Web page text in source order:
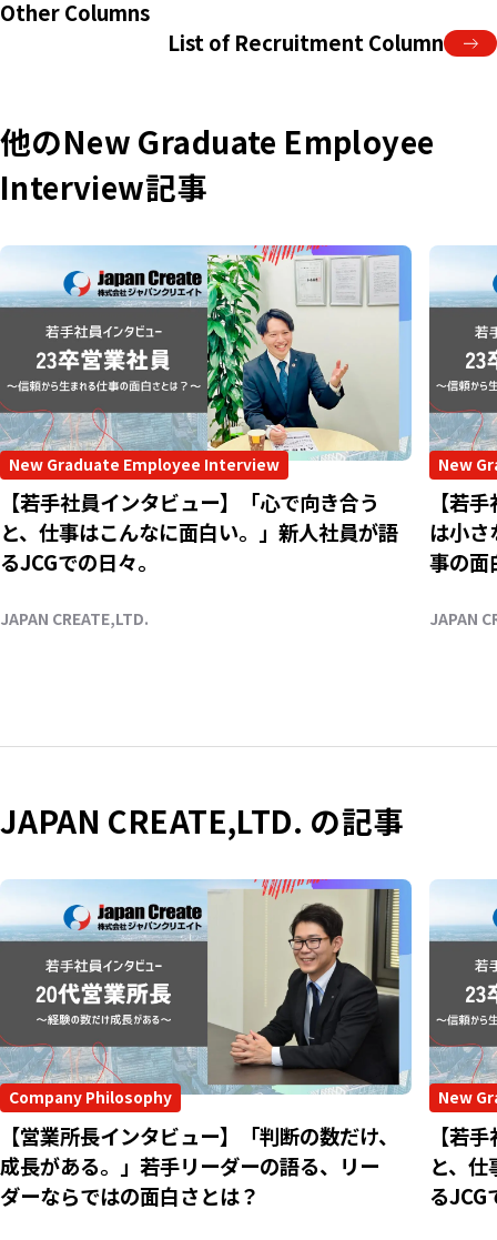
Other Columns
List of Recruitment Column
他のNew Graduate Employee
Interview記事
New Graduate Employee Interview
【若手社員インタビュー】「心で向き合う
と、仕事はこんなに面白い。」新人社員が語
るJCGでの日々。
JAPAN CREATE,LTD.
New
【若
は小さ
事の面
JAPAN
JAPAN CREATE,LTD. の記事
Company Philosophy
【営業所長インタビュー】「判断の数だけ、
成長がある。」若手リーダーの語る、リー
ダーならではの面白さとは？
New
【若
と、
るJCG